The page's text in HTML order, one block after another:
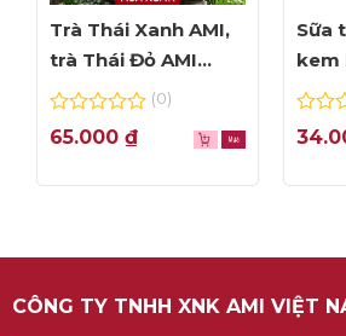
khi uống có vị thanh,
Trà Thái Xanh AMI,
trà Thái Đỏ AMI
thơm ngon, túi lọc
0
out
5
(0)
65.000 ₫
Sữa
kem
–
0
out
5
CÔNG TY TNHH XNK AMI VIỆT